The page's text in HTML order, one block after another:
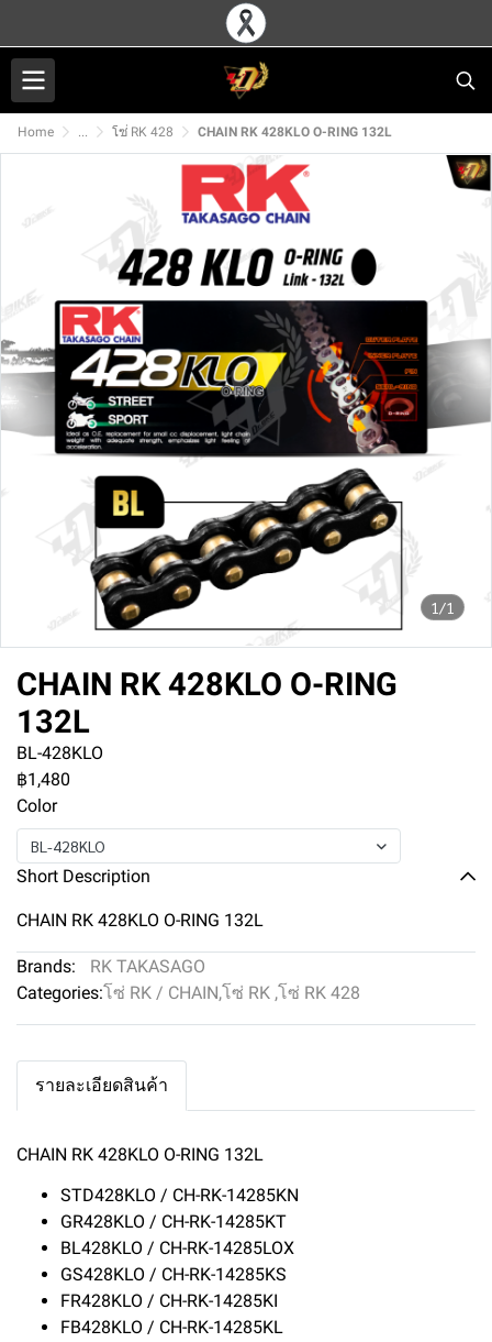
Home ... โซ่ RK 428 CHAIN RK 428KLO O-RING 132L
1/1
CHAIN RK 428KLO O-RING
132L
BL-428KLO
฿1,480
Color
BL-428KLO
Short Description
CHAIN RK 428KLO O-RING 132L
Brands:
RK TAKASAGO
Categories:โซ่ RK / CHAIN,โซ่ RK ,โซ่ RK 428
รายละเอียดสินค้า
CHAIN RK 428KLO O-RING 132L
STD428KLO / CH-RK-14285KN
GR428KLO / CH-RK-14285KT
BL428KLO / CH-RK-14285LOX
GS428KLO / CH-RK-14285KS
FR428KLO / CH-RK-14285KI
FB428KLO / CH-RK-14285KL